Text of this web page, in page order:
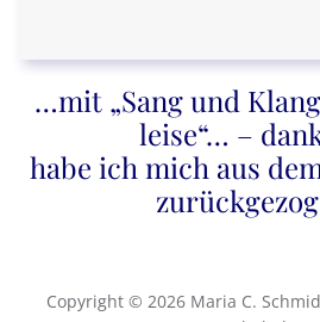
…mit „Sang und
leise“… –
habe ich mich aus
Copyright © 2026 Maria C.